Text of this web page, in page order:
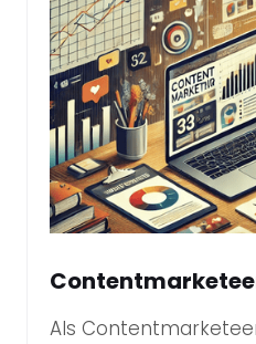
Als Contentmarketeer